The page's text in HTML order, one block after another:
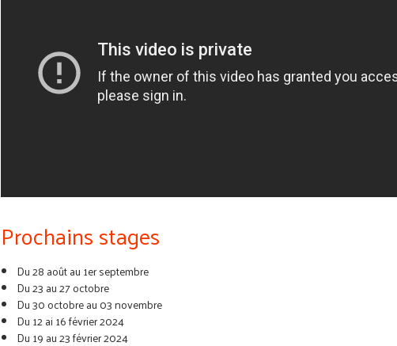
Prochains stages
Du 28 août au 1er septembre
Du 23 au 27 octobre
Du 30 octobre au 03 novembre
Du 12 ai 16 février 2024
Du 19 au 23 février 2024